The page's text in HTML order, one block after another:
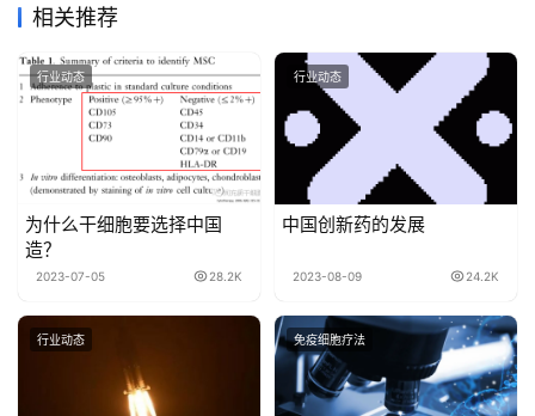
相关推荐
行业动态
为什么干细胞要选择中国
造？
2023-07-05 28.2K
行业动态
中国创新药的发展
2023-08-09 24.2K
行业动态 免疫细胞疗法